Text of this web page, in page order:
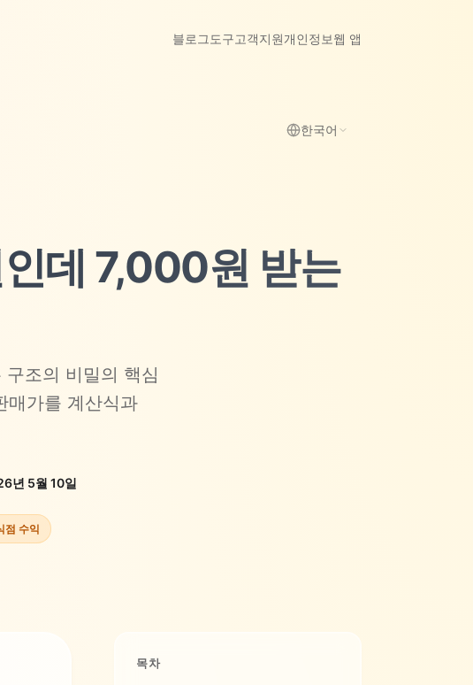
블로그 도구고객지원개인정보웹 앱
한국어
데 7,000원 받는
조의 비밀의 핵심
매가를 계산식과
년 5월 10일
점 수익
목차